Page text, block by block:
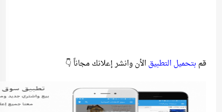
قم بتحميل التطبيق الأن وانشر إعلانك مجاناً 👇